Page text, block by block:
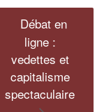
Débat en
ligne :
vedettes et
capitalisme
spectaculaire